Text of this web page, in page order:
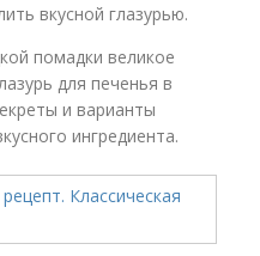
вкусной глазурью.
помадки великое
для печенья в
и варианты
ингредиента.